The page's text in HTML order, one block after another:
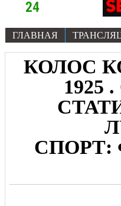
ГЛАВНАЯ
КОЛОС
1925
СПОРТ: